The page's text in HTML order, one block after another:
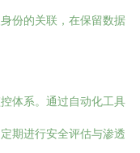
份的关联，在保留数据
体系。通过自动化工具
期进行安全评估与渗透